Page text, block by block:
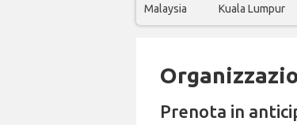
Malaysia Kuala Lumpur
Prenota in